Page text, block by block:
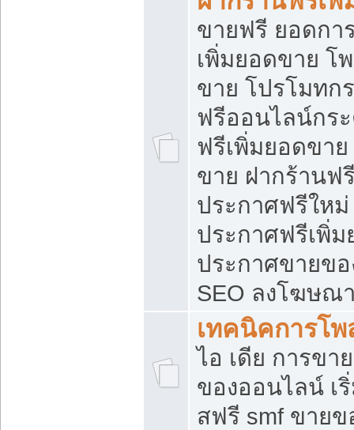
ขายฟรี ยอดกา
เพิ่มยอดขาย โ
ขาย โปรโมทก
ฟรีออนไลน์กร
ฟรีเพิ่มยอดขา
ขาย ฝากร้านฟ
ประกาศฟรีใหม่
ประกาศฟรีเพิ่
ประกาศขายข
SEO ลงโฆษณ
เทคนิคการโ
ไอ เดีย การขา
ของออนไลน์ เ
สฟรี smf ขาย